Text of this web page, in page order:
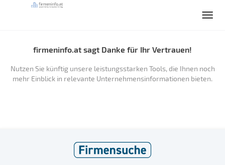
firmeninfo.at sagt Danke für Ihr Vertrauen!
Nutzen Sie künftig unsere leistungsstarken Tools, die Ihnen noch
mehr Einblick in relevante Unternehmensinformationen bieten.